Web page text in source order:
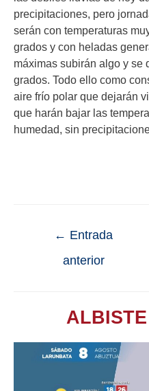
precipitaciones, pero
serán con temperaturas
grados y con heladas
máximas subirán algo y se
grados. Todo ello como
aire frío polar que dejarán
que harán bajar las
humedad, sin
← Entrada
anterior